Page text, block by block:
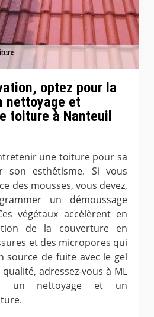
optez pour la
nettoyage et
toiture à Nanteuil
une toiture pour sa
son esthétisme. Si vous
des mousses, vous devez,
un démoussage
végétaux accélèrent en
de la couverture en
et des micropores qui
source de fuite avec le gel
adressez-vous à ML
un nettoyage et un